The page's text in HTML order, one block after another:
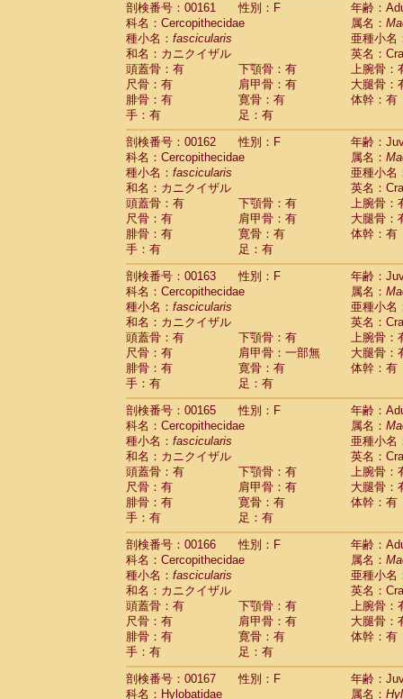
剖検番号：00161
性別：F
年齢：
科名：Cercopithecidae
属名：
種小名： fascicularis
亜種小名
和名：カニクイザル
英名：
頭蓋骨：有
下顎骨：有
上腕骨：
尺骨：有
肩甲骨：有
大腿骨：
腓骨：有
寛骨：有
体幹：有
手：有
足：有
剖検番号：00162
性別：F
年齢：
科名：Cercopithecidae
属名：
種小名： fascicularis
亜種小名
和名：カニクイザル
英名：
頭蓋骨：有
下顎骨：有
上腕骨：
尺骨：有
肩甲骨：有
大腿骨：
腓骨：有
寛骨：有
体幹：有
手：有
足：有
剖検番号：00163
性別：F
年齢：
科名：Cercopithecidae
属名：
種小名： fascicularis
亜種小名
和名：カニクイザル
英名：
頭蓋骨：有
下顎骨：有
上腕骨：
尺骨：有
肩甲骨：一部無
大腿骨：
腓骨：有
寛骨：有
体幹：有
手：有
足：有
剖検番号：00165
性別：F
年齢：
科名：Cercopithecidae
属名：
種小名： fascicularis
亜種小名
和名：カニクイザル
英名：
頭蓋骨：有
下顎骨：有
上腕骨：
尺骨：有
肩甲骨：有
大腿骨：
腓骨：有
寛骨：有
体幹：有
手：有
足：有
剖検番号：00166
性別：F
年齢：
科名：Cercopithecidae
属名：
種小名： fascicularis
亜種小名
和名：カニクイザル
英名：
頭蓋骨：有
下顎骨：有
上腕骨：
尺骨：有
肩甲骨：有
大腿骨：
腓骨：有
寛骨：有
体幹：有
手：有
足：有
剖検番号：00167
性別：F
年齢：
科名：Hylobatidae
属名：